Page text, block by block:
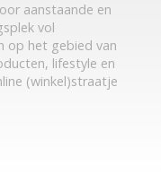
aanstaande en
vol
op het gebied van
lifestyle en
(winkel)straatje